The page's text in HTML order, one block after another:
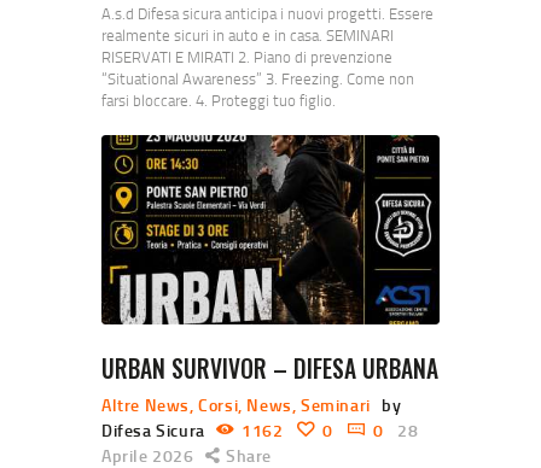
A.s.d Difesa sicura anticipa i nuovi progetti. Essere
realmente sicuri in auto e in casa. SEMINARI
RISERVATI E MIRATI 2. Piano di prevenzione
“Situational Awareness” 3. Freezing. Come non
farsi bloccare. 4. Proteggi tuo figlio.
URBAN SURVIVOR – DIFESA URBANA
Altre News ,Corsi News ,Seminari by
Difesa Sicura
1162 0 0
28
Aprile 2026
Share